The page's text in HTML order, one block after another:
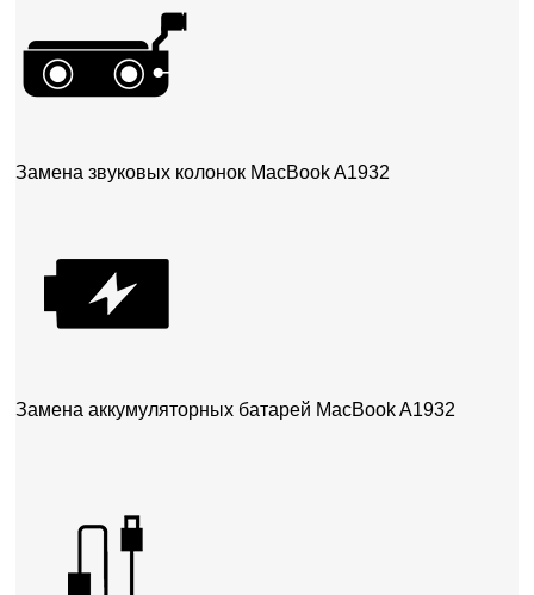
Замена звуковых колонок MacBook A1932
Замена аккумуляторных батарей MacBook A1932